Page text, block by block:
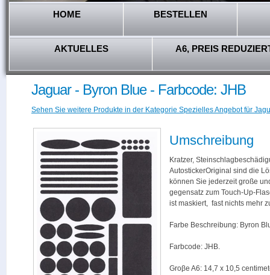
HOME BESTELLEN
AKTUELLES A6, PREIS
Jaguar - Byron Blue - Farbcode: JHB
Sehen Sie weitere Produkte in der Kategorie Spezielles Angebot für
Umschreibung
Kratzer,
AutostickerOriginal sind die
können Sie jederzeit große
gegensatz zum Touch-Up-
ist maskiert, fast nichts mehr
Farbe Beschreibung: Byron
Farbcode: JHB.
Groβe A6: 14,7 x 10,5